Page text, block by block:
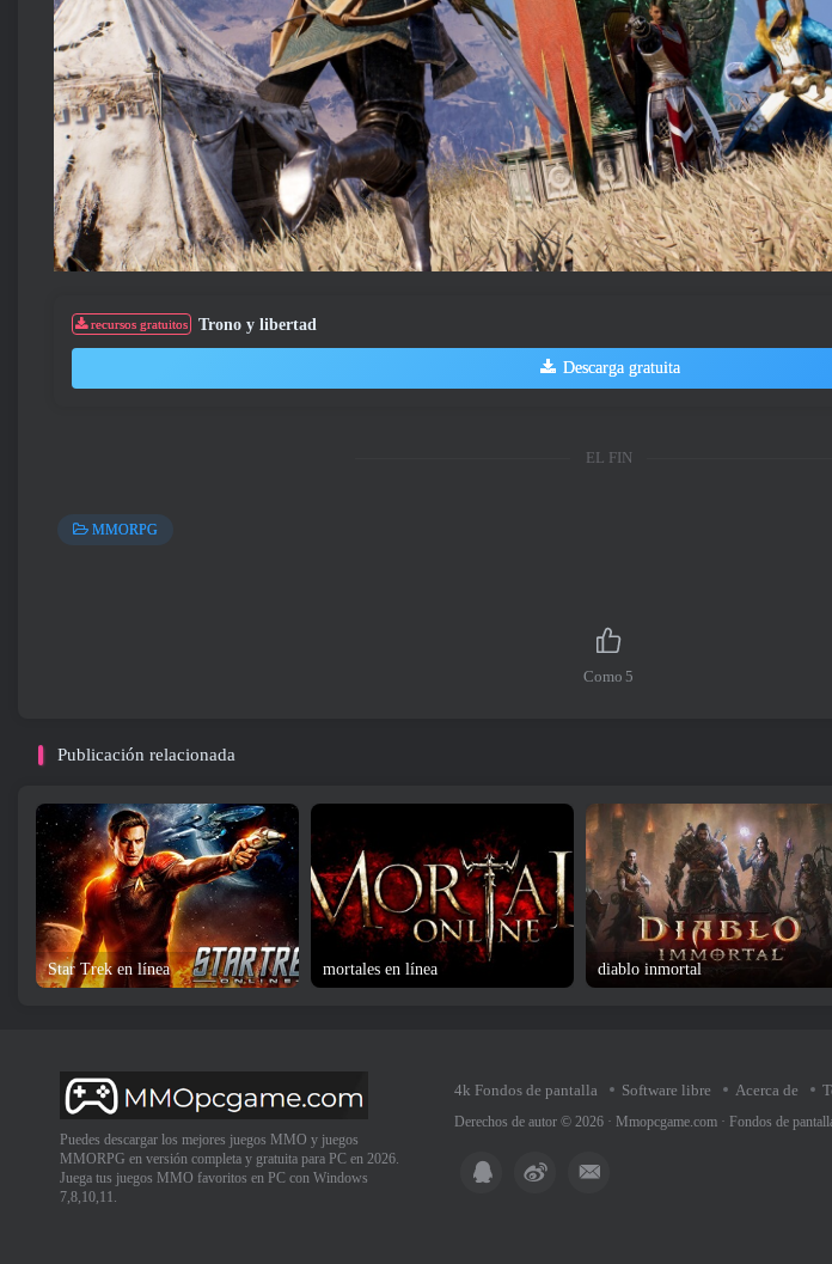
recursos gratuitos Trono y libertad
Descarga gratuita
EL FIN
MMORPG
Como 5
Publicación relacionada
Star Trek en línea mortales en línea diablo inmortal
Puedes descargar los mejores juegos MMO y juegos
MMORPG en versión completa y gratuita para PC en 2026.
Juega tus juegos MMO favoritos en PC con Windows
7,8,10,11.
4k Fondos de pantalla Software libre Acerca de
Derechos de autor © 2026 · Mmopcgame.com · Fondos de